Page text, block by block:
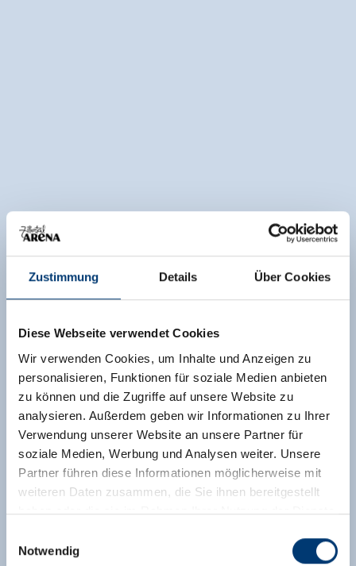
Zustimmung Details Über Cookies
Diese Webseite verwendet Cookies
Wir verwenden Cookies, um Inhalte und Anzeigen zu
personalisieren, Funktionen für soziale Medien anbieten
zu können und die Zugriffe auf unsere Website zu
analysieren. Außerdem geben wir Informationen zu Ihrer
Verwendung unserer Website an unsere Partner für
soziale Medien, Werbung und Analysen weiter. Unsere
Partner führen diese Informationen möglicherweise mit
weiteren Daten zusammen, die Sie ihnen bereitgestellt
haben oder die sie im Rahmen Ihrer Nutzung der Dienste
Notwendig